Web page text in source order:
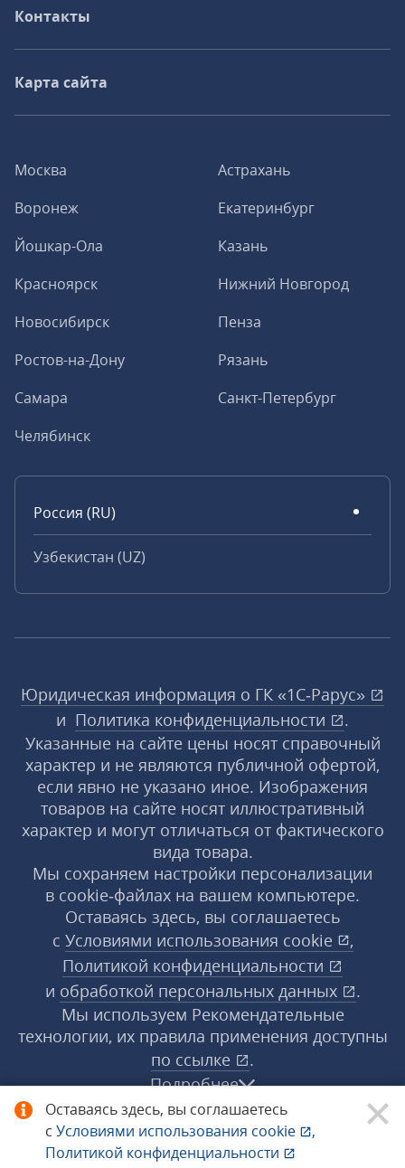
Оставаясь здесь, вы соглашаетесь
с Условиями использования cookie
,
Политикой конфиденциальности
Москва
Астрахань
Воронеж
Екатеринбург
Йошкар-Ола
Казань
Красноярск
Нижний Новгород
Новосибирск
Пенза
Ростов-на-Дону
Рязань
Самара
Санкт-Петербург
Челябинск
Россия (RU)
Узбекистан (UZ)
Контакты
Карта сайта
Юридическая информация о ГК «1С‑Рарус»
и Политика конфиденциальности
.
Указанные на сайте цены носят справочный
характер и не являются публичной офертой,
если явно не указано иное. Изображения
товаров на сайте носят иллюстративный
характер и могут отличаться от фактического
вида товара.
Мы сохраняем настройки персонализации
в cookie‑файлах на вашем компьютере.
Оставаясь здесь, вы соглашаетесь
с Условиями использования cookie
,
Политикой конфиденциальности
и обработкой персональных данных
.
Мы используем Рекомендательные
технологии, их правила применения доступны
по ссылке
.
Подробнее
© 1998−2026 «1С‑Рарус» ®. Все права
защищены.